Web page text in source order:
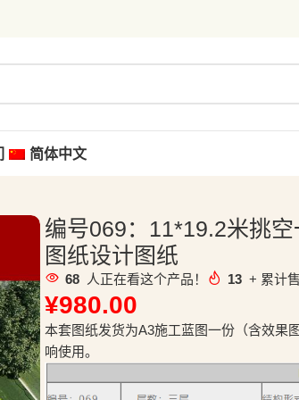
简体中文
编号069：11*19.2米挑
图纸设计图纸
68 人正在看这个产品！ 13 + 累计
¥980.00
本套图纸发货为A3施工蓝图一份（含效果
响使用。